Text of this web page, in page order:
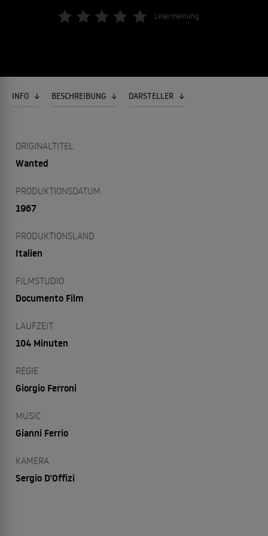
Lesermeinung
INFO BESCHREIBUNG DARSTELLER
ORIGINALTITEL
Wanted
PRODUKTIONSDATUM
1967
PRODUKTIONSLAND
Italien
FILMSTUDIO
Documento Film
LAUFZEIT
104 Minuten
REGIE
Giorgio Ferroni
MUSIC
Gianni Ferrio
KAMERA
Sergio D'Offizi